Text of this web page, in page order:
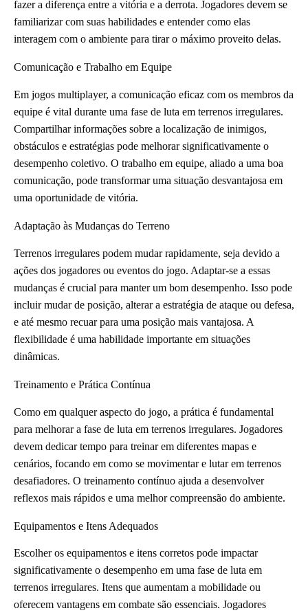
fazer a diferença entre a vitória e a derrota. Jogadores devem se
familiarizar com suas habilidades e entender como elas
interagem com o ambiente para tirar o máximo proveito delas.
Comunicação e Trabalho em Equipe
Em jogos multiplayer, a comunicação eficaz com os membros da
equipe é vital durante uma fase de luta em terrenos irregulares.
Compartilhar informações sobre a localização de inimigos,
obstáculos e estratégias pode melhorar significativamente o
desempenho coletivo. O trabalho em equipe, aliado a uma boa
comunicação, pode transformar uma situação desvantajosa em
uma oportunidade de vitória.
Adaptação às Mudanças do Terreno
Terrenos irregulares podem mudar rapidamente, seja devido a
ações dos jogadores ou eventos do jogo. Adaptar-se a essas
mudanças é crucial para manter um bom desempenho. Isso pode
incluir mudar de posição, alterar a estratégia de ataque ou defesa,
e até mesmo recuar para uma posição mais vantajosa. A
flexibilidade é uma habilidade importante em situações
dinâmicas.
Treinamento e Prática Contínua
Como em qualquer aspecto do jogo, a prática é fundamental
para melhorar a fase de luta em terrenos irregulares. Jogadores
devem dedicar tempo para treinar em diferentes mapas e
cenários, focando em como se movimentar e lutar em terrenos
desafiadores. O treinamento contínuo ajuda a desenvolver
reflexos mais rápidos e uma melhor compreensão do ambiente.
Equipamentos e Itens Adequados
Escolher os equipamentos e itens corretos pode impactar
significativamente o desempenho em uma fase de luta em
terrenos irregulares. Itens que aumentam a mobilidade ou
oferecem vantagens em combate são essenciais. Jogadores